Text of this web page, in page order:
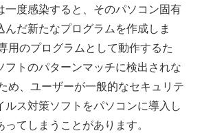
一度感染すると、そのパソコン固有
だ新たなプログラムを作成しま
用のプログラムとして動作するた
フトのパターンマッチに検出されな
め、ユーザーが一般的なセキュリテ
ルス対策ソフトをパソコンに導入し
てしまうことがあります。